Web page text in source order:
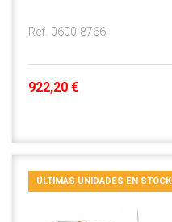
Ref. 0600 8766
922,20 €
ÚLTIMAS UNIDADES EN STOCK